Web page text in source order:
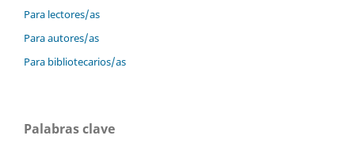
Para lectores/as
Para autores/as
Para bibliotecarios/as
Palabras clave